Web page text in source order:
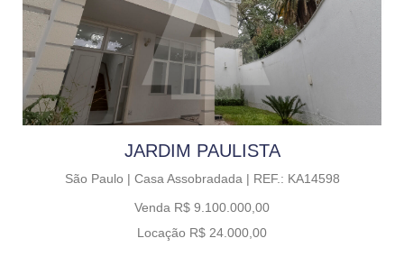
JARDIM PAULISTA
São Paulo | Casa Assobradada | REF.: KA14598
Venda R$ 9.100.000,00
Locação R$ 24.000,00